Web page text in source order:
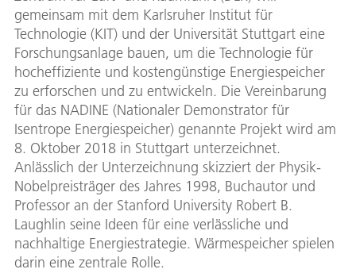
gemeinsam mit dem Karlsruher Institut für
Technologie (KIT) und der Universität Stuttgart eine
Forschungsanlage bauen, um die Technologie für
hocheffiziente und kostengünstige Energiespeicher
zu erforschen und zu entwickeln. Die Vereinbarung
für das NADINE (Nationaler Demonstrator für
Isentrope Energiespeicher) genannte Projekt wird am
8. Oktober 2018 in Stuttgart unterzeichnet.
Anlässlich der Unterzeichnung skizziert der Physik-
Nobelpreisträger des Jahres 1998, Buchautor und
Professor an der Stanford University Robert B.
Laughlin seine Ideen für eine verlässliche und
nachhaltige Energiestrategie. Wärmespeicher spielen
darin eine zentrale Rolle.